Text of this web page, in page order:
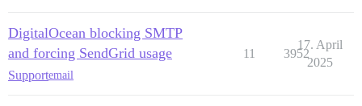
DigitalOcean blocking SMTP
and forcing SendGrid usage
Supportemail
11 3952
17. April
2025